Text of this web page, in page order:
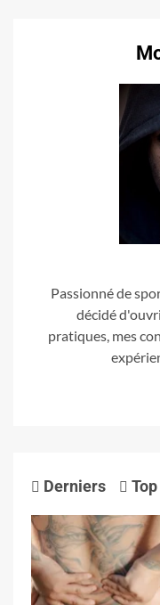
Passionné de
décidé
pratiques, mes
Derniers Top